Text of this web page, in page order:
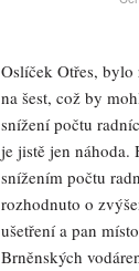
Oslíček Otřes,
na šest, což by
snížení počtu
je jistě jen náhoda.
snížením počtu
rozhodnuto o
ušetření a pan
Brněnských